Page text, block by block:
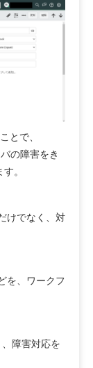
とで、
の障害をき
。
けでなく、対
を、ワークフ
障害対応を